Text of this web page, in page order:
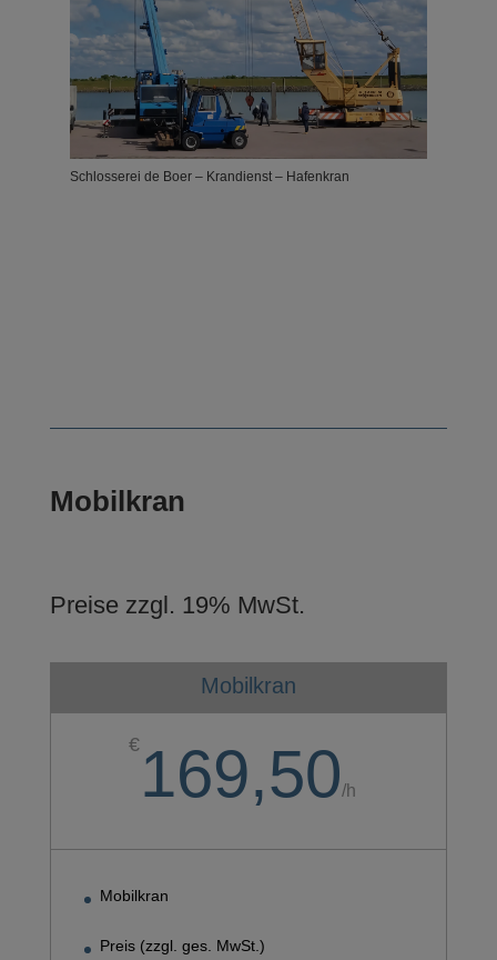
Schlosserei de Boer – Krandienst – Hafenkran
Mobilkran
Preise zzgl. 19% MwSt.
Mobilkran
€ 169,50/h
Mobilkran
Preis (zzgl. ges. MwSt.)